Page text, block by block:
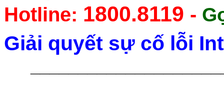
Hotline: 1800.8119 -
Giải quyết sự cố lỗi